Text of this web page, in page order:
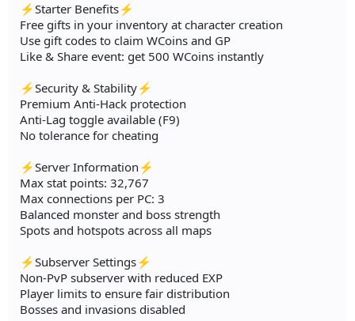
⚡Starter Benefits⚡
Free gifts in your inventory at character creation
Use gift codes to claim WCoins and GP
Like & Share event: get 500 WCoins instantly
⚡Security & Stability⚡
Premium Anti-Hack protection
Anti-Lag toggle available (F9)
No tolerance for cheating
⚡Server Information⚡
Max stat points: 32,767
Max connections per PC: 3
Balanced monster and boss strength
Spots and hotspots across all maps
⚡Subserver Settings⚡
Non-PvP subserver with reduced EXP
Player limits to ensure fair distribution
Bosses and invasions disabled